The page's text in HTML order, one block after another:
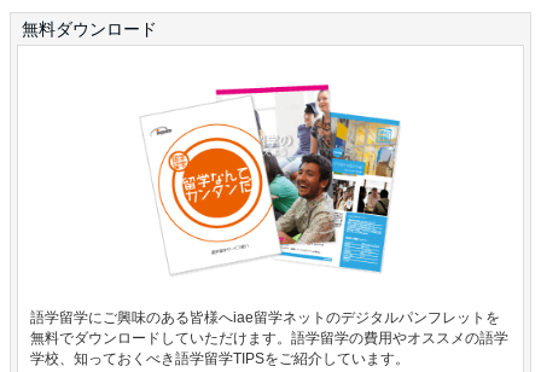
無料ダウンロード
語学留学にご興味のある皆様へiae留学ネットのデジタルパンフレットを
無料でダウンロードしていただけます。語学留学の費用やオススメの語学
学校、知っておくべき語学留学TIPSをご紹介しています。